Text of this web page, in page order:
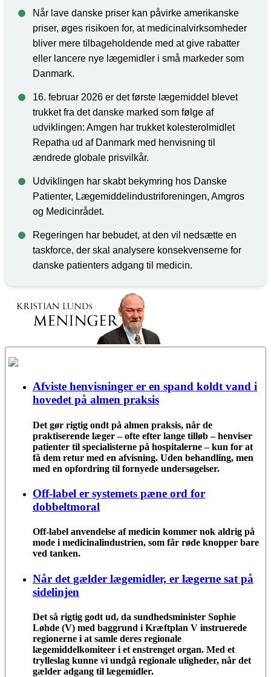
Når lave danske priser kan påvirke amerikanske
priser, øges risikoen for, at medicinalvirksomheder
bliver mere tilbageholdende med at give rabatter
eller lancere nye lægemidler i små markeder som
Danmark.
16. februar 2026 er det første lægemiddel blevet
trukket fra det danske marked som følge af
udviklingen: Amgen har trukket kolesterolmidlet
Repatha ud af Danmark med henvisning til
ændrede globale prisvilkår.
Udviklingen har skabt bekymring hos Danske
Patienter, Lægemiddelindustriforeningen, Amgros
og Medicinrådet.
Regeringen har bebudet, at den vil nedsætte en
taskforce, der skal analysere konsekvenserne for
danske patienters adgang til medicin.
Afviste henvisninger er en spand koldt vand i
hovedet på almen praksis
Det gør rigtig ondt på almen praksis, når de
praktiserende læger – ofte efter lange tilløb – henviser
patienter til specialisterne på hospitalerne – kun for at
få dem retur med en afvisning. Uden behandling, men
med en opfordring til fornyede undersøgelser.
Off-label er systemets pæne ord for
dobbeltmoral
Off-label anvendelse af medicin kommer nok aldrig på
mode i medicinalindustrien, som får røde knopper bare
ved tanken.
Når det gælder lægemidler, er lægerne sat på
sidelinjen
Det så rigtig godt ud, da sundhedsminister Sophie
Løhde (V) med baggrund i Kræftplan V instruerede
regionerne i at samle deres regionale
lægemiddelkomiteer i et enstrenget organ. Med et
trylleslag kunne vi undgå regionale uligheder, når det
gælder adgang til lægemidler.